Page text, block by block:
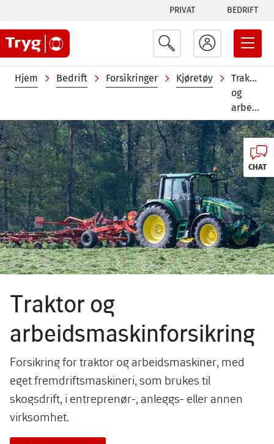
hovedinnhold
Tabs
menu
PRIVAT BEDRIFT
Navigasjonssti
Hjem Bedrift Forsikringer Kjøretøy
Traktor
og
arbeidsmaskinforsikring
Image
Traktor og
arbeidsmaskinforsikring
Forsikring for traktor og arbeidsmaskiner, med
eget fremdriftsmaskineri, som brukes til
skogsdrift, i entreprenør-, anleggs- eller annen
virksomhet.
CHAT